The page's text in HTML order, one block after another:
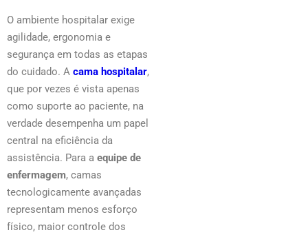
O ambiente hospitalar exige
agilidade, ergonomia e
segurança em todas as etapas
do cuidado. A cama hospitalar,
que por vezes é vista apenas
como suporte ao paciente, na
verdade desempenha um papel
central na eficiência da
assistência. Para a equipe de
enfermagem, camas
tecnologicamente avançadas
representam menos esforço
físico, maior controle dos